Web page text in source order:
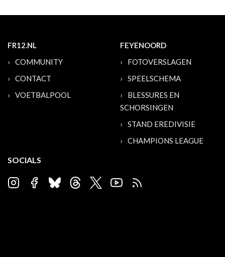
FR12.NL
COMMUNITY
CONTACT
VOETBALPOOL
FEYENOORD
FOTOVERSLAGEN
SPEELSCHEMA
BLESSURES EN
SCHORSINGEN
STAND EREDIVISIE
CHAMPIONS LEAGUE
SOCIALS